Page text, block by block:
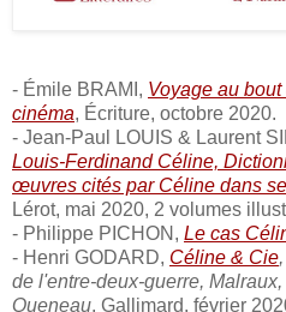
- Émile BRAMI, Voyage au
cinéma, Écriture, octobre 2020.
- Jean-Paul LOUIS & Laurent
Louis-Ferdinand Céline,
œuvres cités par Céline dans
Lérot, mai 2020, 2 volumes
- Philippe PICHON, Le cas
- Henri GODARD, Céline & Cie
de l'entre-deux-guerre,
Queneau, Gallimard, février